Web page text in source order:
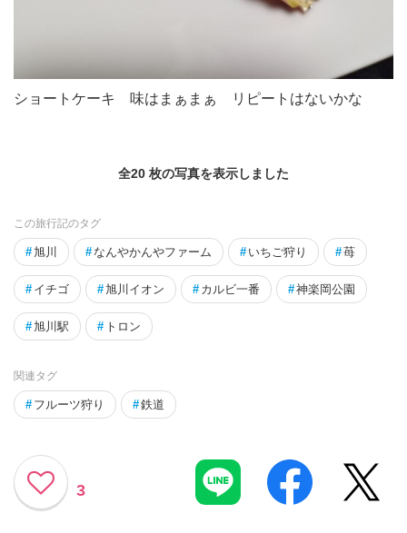
ショートケーキ 味はまぁまぁ リピートはないかな
全20 枚の写真を表示しました
この旅行記のタグ
#旭川 # なんやかんやファーム # いちご狩り #苺
# イチゴ #旭川イオン # カルビ一番 #神楽岡公園
#旭川駅 # トロン
関連タグ
# フルーツ狩り #鉄道
3